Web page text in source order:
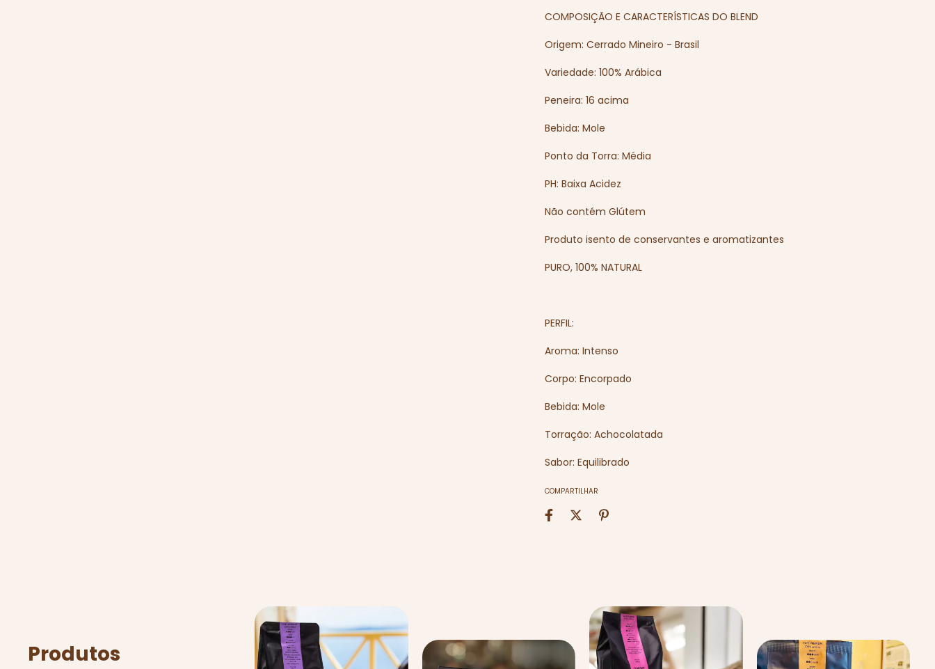
COMPOSIÇÃO E CARACTERÍSTICAS DO BLEND
Origem: Cerrado Mineiro - Brasil
Variedade: 100% Arábica
Peneira: 16 acima
Bebida: Mole
Ponto da Torra: Média
PH: Baixa Acidez
Não contém Glútem
Produto isento de conservantes e aromatizantes
PURO, 100% NATURAL
PERFIL:
Aroma: Intenso
Corpo: Encorpado
Bebida: Mole
Torração: Achocolatada
Sabor: Equilibrado
COMPARTILHAR
Produtos